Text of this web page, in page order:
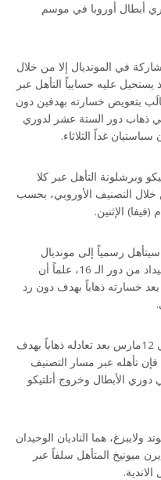
أبطال أوروبا في موسم
في المونديال إلا من خلال
يستحيل عليه حسابياً التأهل عبر
بتعويض خسارته بهدفين دون
ذهاب دور الستة عشر لدوري
غداً الثلاثاء.
وبرشلونة التأهل عبر كلا
خلال التصنيف الأوروبي، بحسب
الإثنين.
رسمياً إلى مونديال
الأندية، حال إقصاء برشلونة وريال سوسيداد من دور الـ 16، علماً أن
إنتر ميلان في 13 مارس بعد خسارته ذهاباً بهدف دون رد
أما برشلونة، الذي سيستضيف نابولي في 12مارس بعد تعادله ذهاباً بهدف
الماضي، فإن تأهله عبر مسار التصنيف
الأبطال وخروج أتلتيكو
ولايبزغ، هما الناديان الوحيدان
ميونيخ المتأهل سلفاً عبر